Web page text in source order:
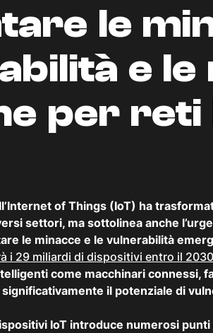
le
e le
per reti
of Things (IoT) ha
settori, ma sottolinea anche
le minacce e le vulnerabilità
i 29 miliardi di dispositivi entro il 2030
come macchinari connessi,
il potenziale di
IoT introduce numerosi